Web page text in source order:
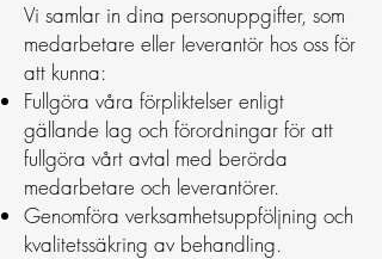
Vi samlar in dina personuppgifter, som
medarbetare eller leverantör hos oss för
att kunna:
Fullgöra våra förpliktelser enligt
gällande lag och förordningar för att
fullgöra vårt avtal med berörda
medarbetare och leverantörer.
Genomföra verksamhetsuppföljning och
kvalitetssäkring av behandling.